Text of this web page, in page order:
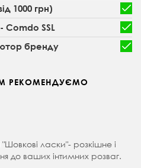
1000 грн)
SSL
бренду
РЕКОМЕНДУЄМО
ласки"- розкішне і
до ваших інтимних розваг.